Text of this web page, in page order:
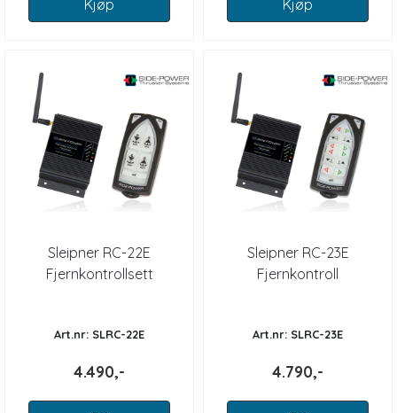
Kjøp Kjøp
Sleipner RC-22E
Fjernkontrollsett
Art.nr: SLRC-22E
4.490,-
Sleipner RC-23E
Fjernkontroll
Art.nr: SLRC-23E
4.790,-